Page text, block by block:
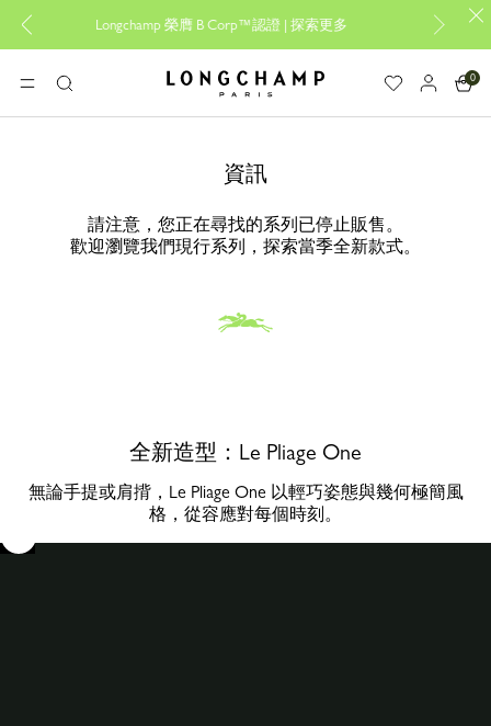
Longchamp 榮膺 B Corp™認證 |探索更多 設
選單
搜
尋
Longchamp - 主頁
0
資訊
請注意，您正在尋找的系列已停止販售。
歡迎瀏覽我們現行系列，探索當季全新款式。
全新造型：Le Pliage One
無論手提或肩揹，Le Pliage One 以輕巧姿態與幾何極簡風
格，從容應對每個時刻。